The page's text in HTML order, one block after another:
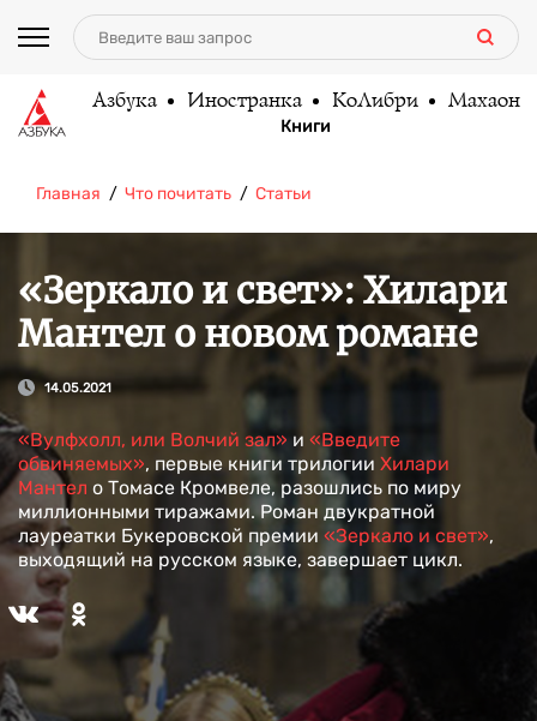
Азбука Иностранка КоЛибри Махаон
Книги
Главная Что почитать Статьи
«Зеркало и свет»: Хилари
Мантел о новом романе
14.05.2021
«Вулфхолл, или Волчий зал» и «Введите
обвиняемых», первые книги трилогии Хилари
Мантел о Томасе Кромвеле, разошлись по миру
миллионными тиражами. Роман двукратной
лауреатки Букеровской премии «Зеркало и свет»,
выходящий на русском языке, завершает цикл.